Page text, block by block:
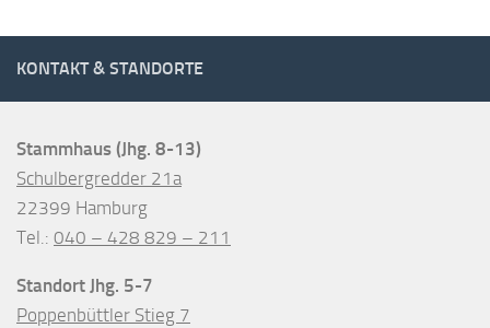
KONTAKT & STANDORTE
Stammhaus (Jhg. 8-13)
Schulbergredder 21a
22399 Hamburg
Tel.: 040 – 428 829 – 211
Standort Jhg. 5-7
Poppenbüttler Stieg 7